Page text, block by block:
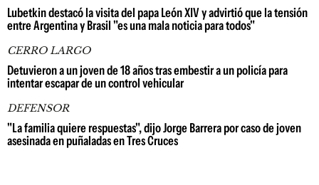
Lubetkin destacó la visita del papa León XIV y advirtió que la tensión
entre Argentina y Brasil "es una mala noticia para todos"
CERRO LARGO
Detuvieron a un joven de 18 años tras embestir a un policía para
intentar escapar de un control vehicular
DEFENSOR
"La familia quiere respuestas", dijo Jorge Barrera por caso de joven
asesinada en puñaladas en Tres Cruces